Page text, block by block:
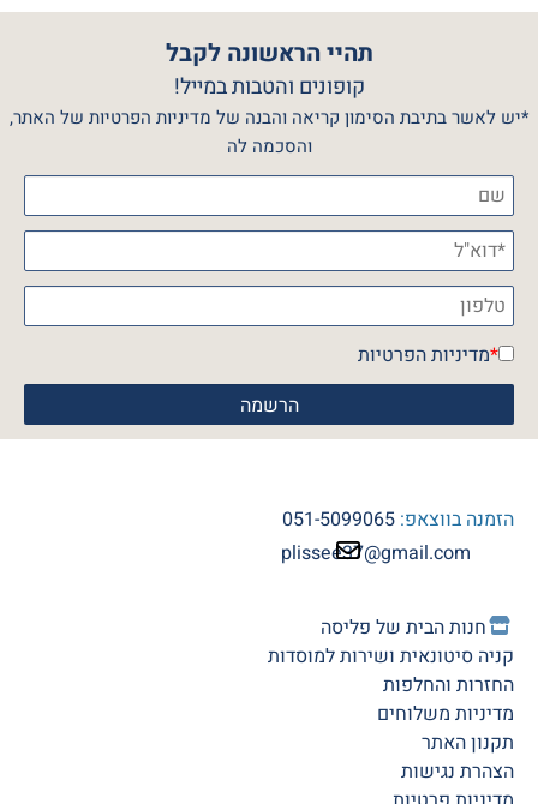
תהיי הראשונה לקבל
קופונים והטבות במייל!
*יש לאשר בתיבת הסימון קריאה והבנה של מדיניות הפרטיות של האתר,
והסכמה לה
*מדיניות הפרטיות
הזמנה בווצאפ: 051-5099065
plissee37@gmail.com
חנות הבית של פליסה
קניה סיטונאית ושירות למוסדות
החזרות והחלפות
מדיניות משלוחים
תקנון האתר
הצהרת נגישות